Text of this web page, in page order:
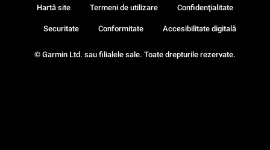
© Garmin Ltd. sau filialele sale. Toate drepturile rezervate.
Hartă site Termeni de utilizare Confidenţialitate
Securitate Conformitate Accesibilitate digitală